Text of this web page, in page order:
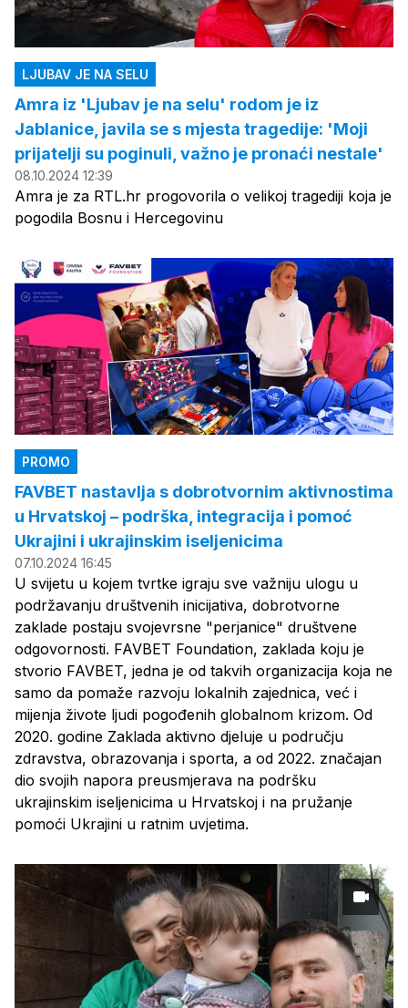
LJUBAV JE NA SELU
Amra iz 'Ljubav je na selu' rodom je iz
Jablanice, javila se s mjesta tragedije: 'Moji
prijatelji su poginuli, važno je pronaći nestale'
08.10.2024 12:39
Amra je za RTL.hr progovorila o velikoj tragediji koja je
pogodila Bosnu i Hercegovinu
PROMO
FAVBET nastavlja s dobrotvornim aktivnostima
u Hrvatskoj – podrška, integracija i pomoć
Ukrajini i ukrajinskim iseljenicima
07.10.2024 16:45
U svijetu u kojem tvrtke igraju sve važniju ulogu u
podržavanju društvenih inicijativa, dobrotvorne
zaklade postaju svojevrsne "perjanice" društvene
odgovornosti. FAVBET Foundation, zaklada koju je
stvorio FAVBET, jedna je od takvih organizacija koja ne
samo da pomaže razvoju lokalnih zajednica, već i
mijenja živote ljudi pogođenih globalnom krizom. Od
2020. godine Zaklada aktivno djeluje u području
zdravstva, obrazovanja i sporta, a od 2022. značajan
dio svojih napora preusmjerava na podršku
ukrajinskim iseljenicima u Hrvatskoj i na pružanje
pomoći Ukrajini u ratnim uvjetima.